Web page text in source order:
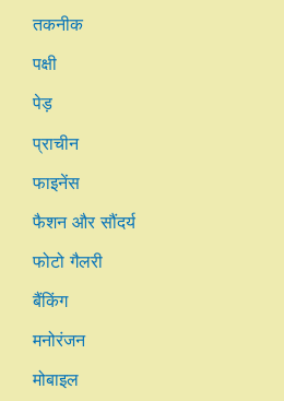
तकनीक
पक्षी
पेड़
प्राचीन
फाइनेंस
फैशन और सौंदर्य
फोटो गैलरी
बैंकिंग
मनोरंजन
मोबाइल